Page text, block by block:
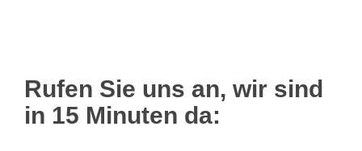
Rufen Sie uns an, wir sind
in 15 Minuten da: